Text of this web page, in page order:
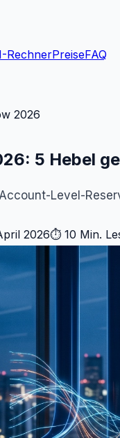
RechnerPreiseFAQ
2026
5 Hebel
Level-
2026⏱ 10 Min.